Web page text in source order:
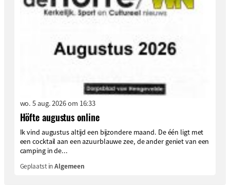
wo. 5 aug. 2026 om 16:33
Höfte augustus online
Ik vind augustus altijd een bijzondere maand. De één ligt met
een cocktail aan een azuurblauwe zee, de ander geniet van een
camping in de...
Geplaatst inAlgemeen